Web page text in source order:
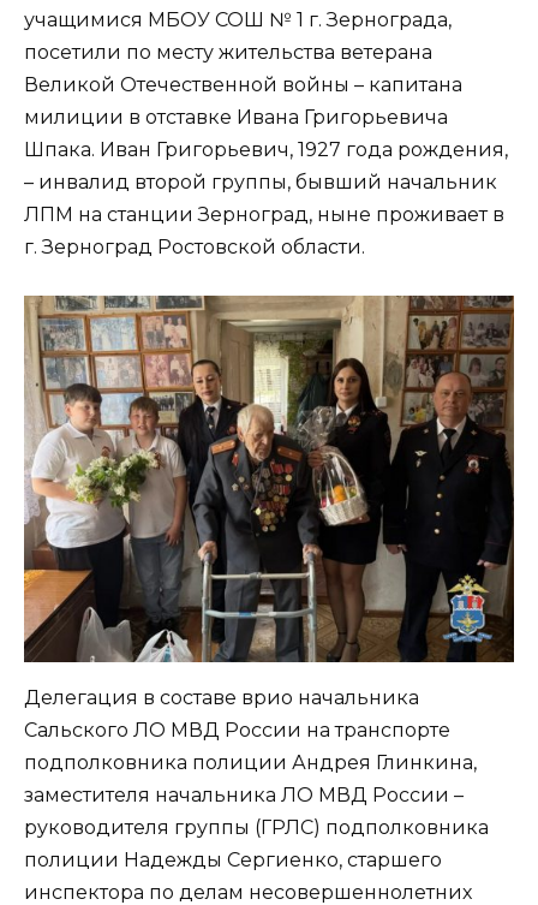
учащимися МБОУ СОШ № 1 г. Зернограда,
посетили по месту жительства ветерана
Великой Отечественной войны – капитана
милиции в отставке Ивана Григорьевича
Шпака. Иван Григорьевич, 1927 года рождения,
– инвалид второй группы, бывший начальник
ЛПМ на станции Зерноград, ныне проживает в
г. Зерноград Ростовской области.
Делегация в составе врио начальника
Сальского ЛО МВД России на транспорте
подполковника полиции Андрея Глинкина,
заместителя начальника ЛО МВД России –
руководителя группы (ГРЛС) подполковника
полиции Надежды Сергиенко, старшего
инспектора по делам несовершеннолетних